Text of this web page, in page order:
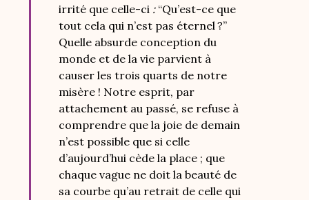
irrité que celle-ci : “Qu’est-ce que
tout cela qui n’est pas éternel ?”
Quelle absurde conception du
monde et de la vie parvient à
causer les trois quarts de notre
misère ! Notre esprit, par
attachement au passé, se refuse à
comprendre que la joie de demain
n’est possible que si celle
d’aujourd’hui cède la place ; que
chaque vague ne doit la beauté de
sa courbe qu’au retrait de celle qui